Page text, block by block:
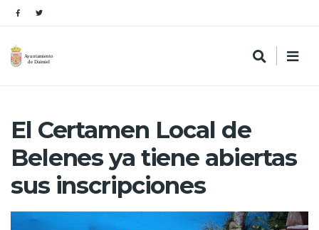
El Certamen Local de
Belenes ya tiene abiertas
sus inscripciones